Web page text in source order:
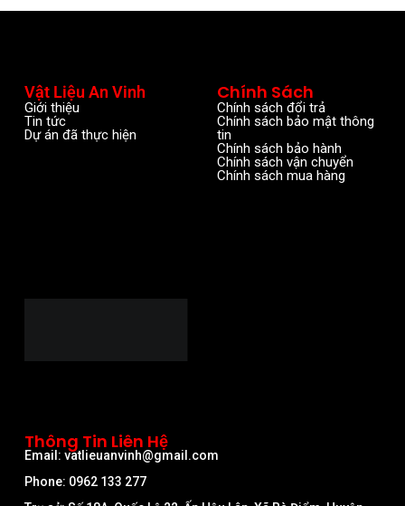
Vật Liệu An Vinh
Giới thiệu
Tin tức
Dự án đã thực hiện
Chính Sách
Chính sách đổi trả
Chính sách bảo mật thông
tin
Chính sách bảo hành
Chính sách vận chuyển
Chính sách mua hàng
Thông Tin Liên Hệ
Email: vatlieuanvinh@gmail.com
Phone: 0962 133 277